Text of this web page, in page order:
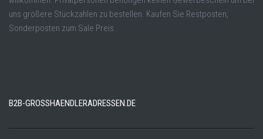
uns größere Stückzahlen zu bestellen. Kaufen Sie Restposten,
Sonderposten zum Sale Preis.
B2B-GROSSHAENDLERADRESSEN.DE